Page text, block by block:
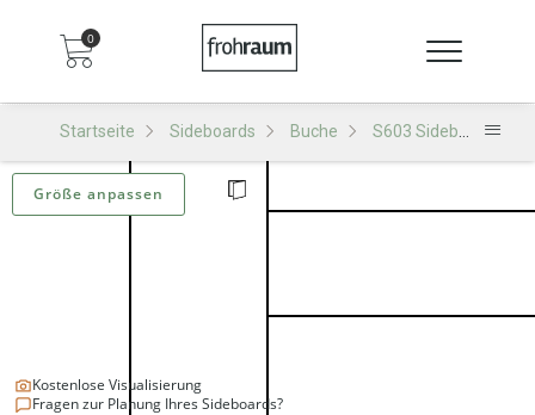
0
Startseite Sideboards Buche S603 Sideboard
Kostenlose Visualisierung
Fragen zur Planung Ihres Sideboards?
Größe anpassen